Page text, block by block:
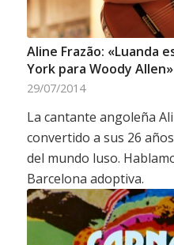
Aline Frazão: «Luanda
York para Woody Allen»
29/07/2014
La cantante angoleña
convertido a sus 26
del mundo luso.
Barcelona adoptiva.